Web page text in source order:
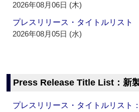
2026年08月06日 (木)
プレスリリース・タイトルリス
2026年08月05日 (水)
Press Release Title List：新
プレスリリース・タイトルリス